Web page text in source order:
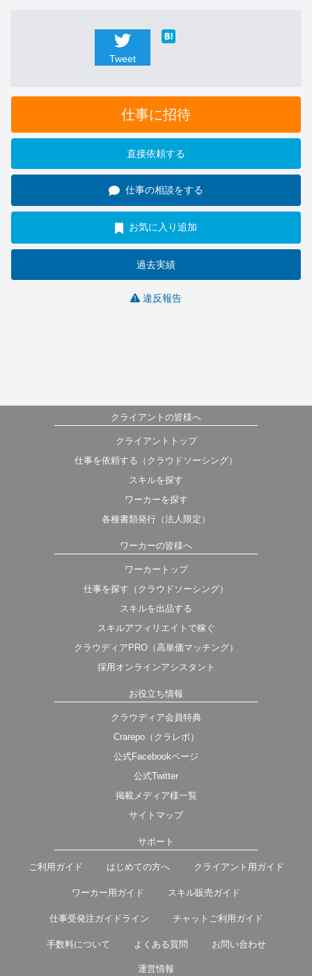
Tweet
仕事に招待
直接依頼する
仕事の相談をする
お気に入り追加
過去実績
違反報告
クライアントの皆様へ
クライアントトップ
仕事を依頼する（クラウドソーシング）
スキルを探す
ワーカーを探す
各種書類発行（法人限定）
ワーカーの皆様へ
ワーカートップ
仕事を探す（クラウドソーシング）
スキルを出品する
スキルアフィリエイトで稼ぐ
クラウディアPRO（高単価マッチング）
採用オンラインアシスタント
お役立ち情報
クラウディア会員特典
Crarepo（クラレポ）
公式Facebookページ
公式Twitter
掲載メディア様一覧
サイトマップ
サポート
ご利用ガイド はじめての方へ クライアント用ガイド
ワーカー用ガイド スキル販売ガイド
仕事受発注ガイドライン チャットご利用ガイド
手数料について よくある質問 お問い合わせ
運営情報